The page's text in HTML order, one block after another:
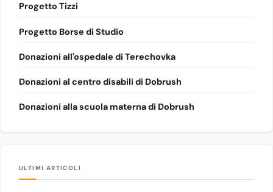
Progetto Tizzi
Progetto Borse di Studio
Donazioni all'ospedale di Terechovka
Donazioni al centro disabili di Dobrush
Donazioni alla scuola materna di Dobrush
ULTIMI ARTICOLI